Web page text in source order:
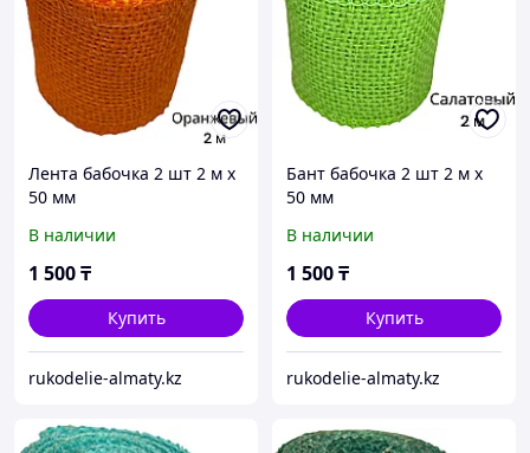
Лента бабочка 2 шт 2 м х
50 мм
В наличии
1 500₸
Купить
rukodelie-almaty.kz
Бант бабочка 2 шт 2 м х
50 мм
В наличии
1 500₸
Купить
rukodelie-almaty.kz